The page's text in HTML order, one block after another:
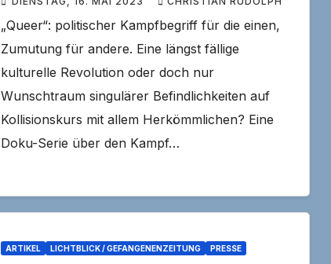
„Queer“: politischer Kampfbegriff für die einen,
Zumutung für andere. Eine längst fällige
kulturelle Revolution oder doch nur
Wunschtraum singulärer Befindlichkeiten auf
Kollisionskurs mit allem Herkömmlichen? Eine
Doku-Serie über den Kampf…
ARTIKEL LICHTBLICK / GEFANGENENZEITUNG PRESSE